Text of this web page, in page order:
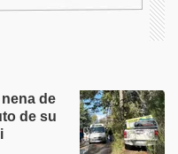
de
de su